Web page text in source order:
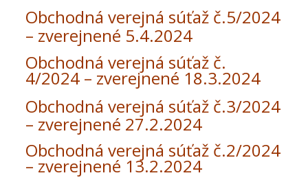
Obchodná verejná súťaž č.5/2024
– zverejnené 5.4.2024
Obchodná verejná súťaž č.
4/2024 – zverejnené 18.3.2024
Obchodná verejná súťaž č.3/2024
– zverejnené 27.2.2024
Obchodná verejná súťaž č.2/2024
– zverejnené 13.2.2024